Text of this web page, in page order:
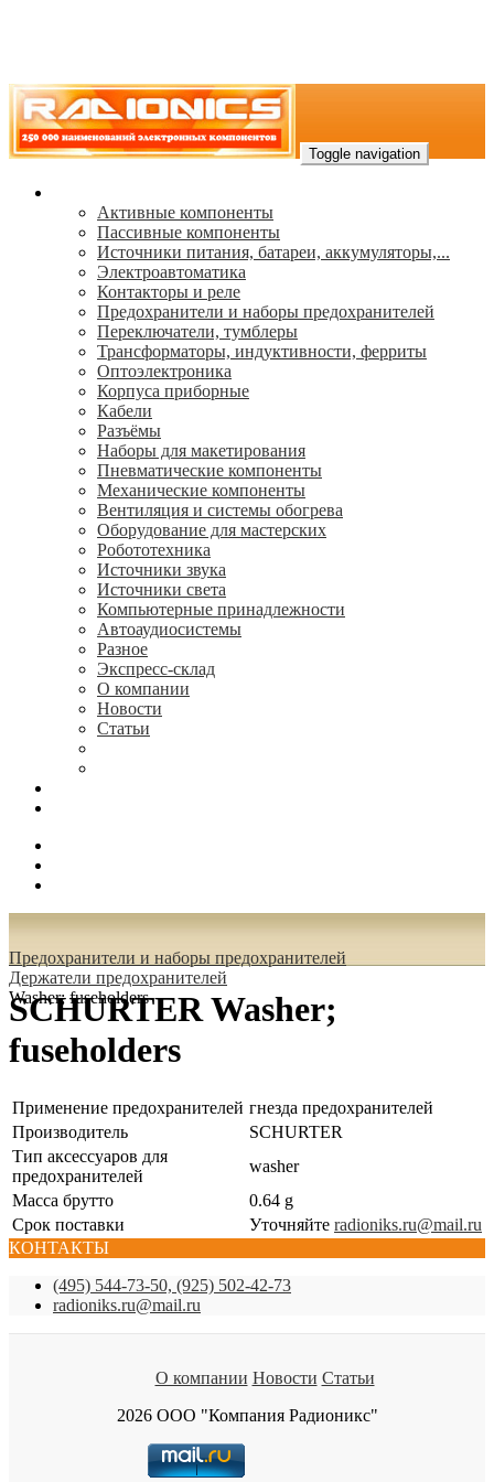
Toggle navigation
Активные компоненты
Пассивные компоненты
Источники питания, батареи, аккумуляторы,...
Электроавтоматика
Контакторы и реле
Предохранители и наборы предохранителей
Переключатели, тумблеры
Трансформаторы, индуктивности, ферриты
Oптоэлектроника
Корпуса приборные
Кабели
Разъёмы
Наборы для макетирования
Пневматические компоненты
Механические компоненты
Вентиляция и системы обогрева
Оборудование для мастерских
Робототехника
Источники звука
Источники света
Компьютерные принадлежности
Автоаудиосистемы
Разное
Экспресс-склад
О компании
Новости
Статьи
Предохранители и наборы предохранителей
Держатели предохранителей
Washer; fuseholders
SCHURTER Washer;
fuseholders
Применение предохранителей гнезда предохранителей
Производитель
SCHURTER
Тип аксессуаров для
предохранителей
washer
Масса брутто
0.64 g
Срок поставки
Уточняйте radioniks.ru@mail.ru
КОНТАКТЫ
(495) 544-73-50, (925) 502-42-73
radioniks.ru@mail.ru
О компании Новости Статьи
2026 ООО "Компания Радионикс"